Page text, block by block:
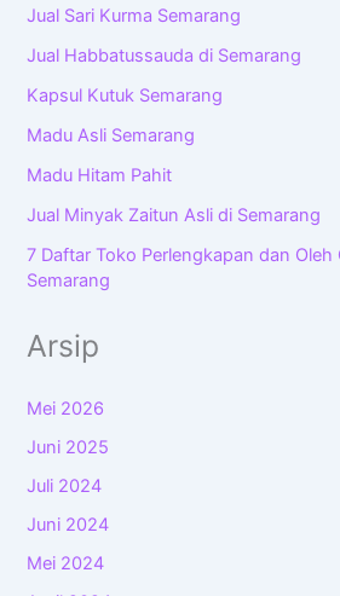
Jual Sari Kurma Semarang
Jual Habbatussauda di Semarang
Kapsul Kutuk Semarang
Madu Asli Semarang
Madu Hitam Pahit
Jual Minyak Zaitun Asli di Semarang
7 Daftar Toko Perlengkapan dan Oleh
Semarang
Arsip
Mei 2026
Juni 2025
Juli 2024
Juni 2024
Mei 2024